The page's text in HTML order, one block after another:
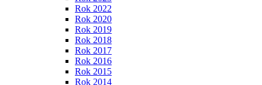
Rok 2022
Rok 2020
Rok 2019
Rok 2018
Rok 2017
Rok 2016
Rok 2015
Rok 2014